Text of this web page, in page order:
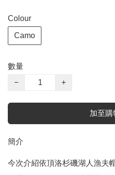
Colour
Camo
數量
−
+
加至購
簡介
今次介紹依頂洛杉磯湖人漁夫